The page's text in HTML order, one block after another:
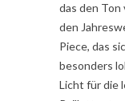
das den
den
Piece, das
besonders
Licht für die